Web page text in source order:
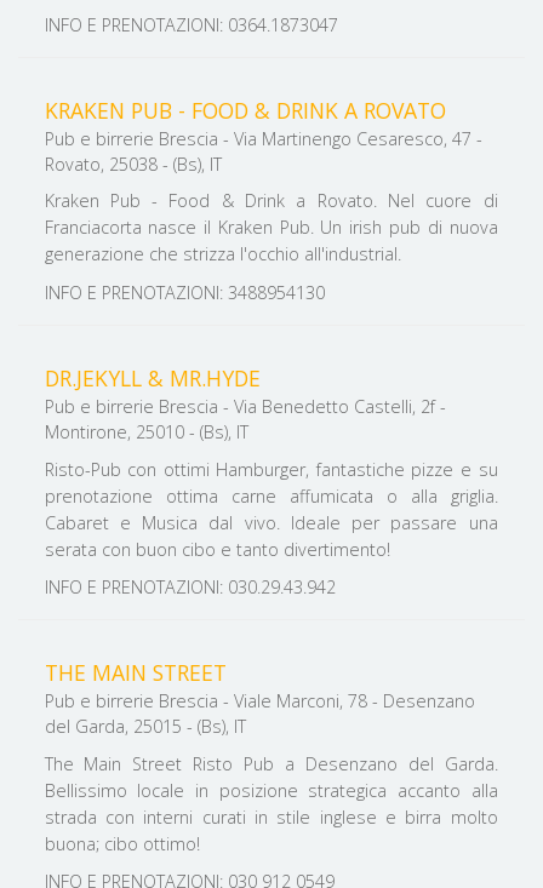
INFO E PRENOTAZIONI: 0364.1873047
KRAKEN PUB - FOOD & DRINK A ROVATO
Pub e birrerie Brescia - Via Martinengo Cesaresco, 47 -
Rovato, 25038 - (Bs), IT
Kraken Pub - Food & Drink a Rovato. Nel cuore di
Franciacorta nasce il Kraken Pub. Un irish pub di nuova
generazione che strizza l'occhio all'industrial.
INFO E PRENOTAZIONI: 3488954130
DR.JEKYLL & MR.HYDE
Pub e birrerie Brescia - Via Benedetto Castelli, 2f -
Montirone, 25010 - (Bs), IT
Risto-Pub con ottimi Hamburger, fantastiche pizze e su
prenotazione ottima carne affumicata o alla griglia.
Cabaret e Musica dal vivo. Ideale per passare una
serata con buon cibo e tanto divertimento!
INFO E PRENOTAZIONI: 030.29.43.942
THE MAIN STREET
Pub e birrerie Brescia - Viale Marconi, 78 - Desenzano
del Garda, 25015 - (Bs), IT
The Main Street Risto Pub a Desenzano del Garda.
Bellissimo locale in posizione strategica accanto alla
strada con interni curati in stile inglese e birra molto
buona; cibo ottimo!
INFO E PRENOTAZIONI: 030 912 0549